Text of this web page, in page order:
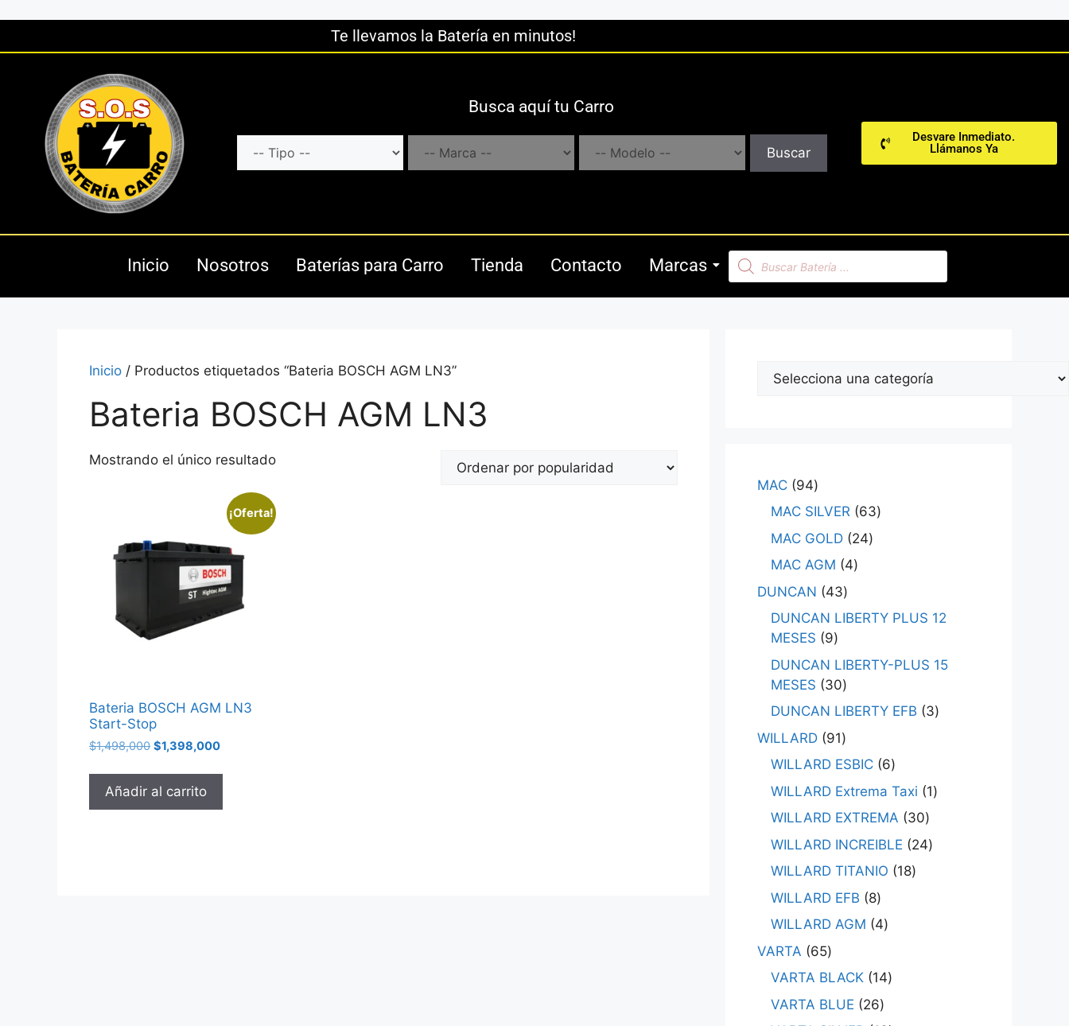
Te llevamos la Batería en minutos!
Busca aquí tu Carro
Buscar
Desvare Inmediato.
Llámanos Ya
Inicio Nosotros Baterías para Carro Tienda Contacto Marcas
Inicio / Productos etiquetados “Bateria BOSCH AGM LN3”
Bateria BOSCH AGM LN3
Mostrando el único resultado
¡Oferta!
Bateria BOSCH AGM LN3
Start-Stop
$1,498,000 $1,398,000
Añadir al carrito
MAC 94
MAC SILVER 63
MAC GOLD 24
MAC AGM
4
DUNCAN
43
DUNCAN LIBERTY PLUS 12
MESES
9
DUNCAN LIBERTY-PLUS 15
MESES
30
DUNCAN LIBERTY EFB
3
WILLARD 91
WILLARD ESBIC 6
WILLARD Extrema Taxi
1
WILLARD EXTREMA
30
WILLARD INCREIBLE
24
WILLARD TITANIO
18
WILLARD EFB
8
WILLARD AGM
4
VARTA
65
VARTA BLACK 14
VARTA BLUE
26